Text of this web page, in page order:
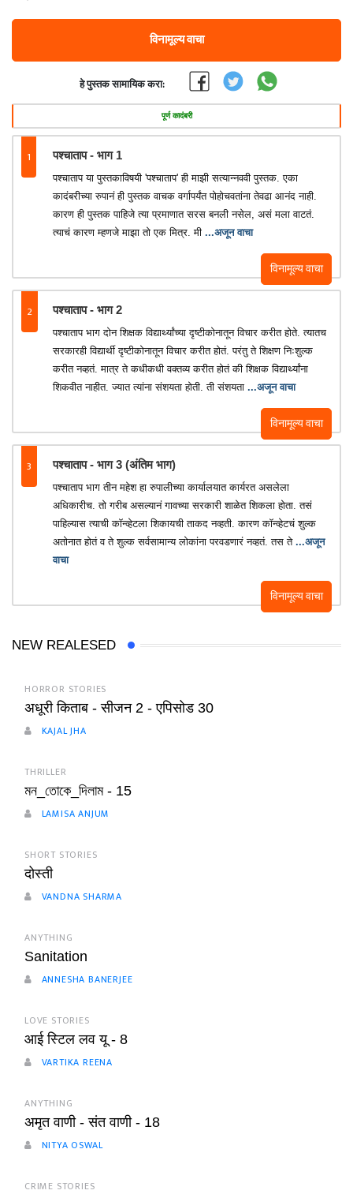
विनामूल्य वाचा
हे पुस्तक सामायिक करा:
पूर्ण कादंबरी
1 पश्चाताप - भाग 1
विनामूल्य वाचा
पश्चाताप या पुस्तकाविषयी 'पश्चाताप' ही माझी सत्यान्नववी पुस्तक. एका
कादंबरीच्या रुपानं ही पुस्तक वाचक वर्गापर्यंत पोहोचवतांना तेवढा आनंद नाही.
कारण ही पुस्तक पाहिजे त्या प्रमाणात सरस बनली नसेल, असं मला वाटतं.
त्याचं कारण म्हणजे माझा तो एक मित्र. मी ...अजून वाचा
2 पश्चाताप - भाग 2
विनामूल्य वाचा
पश्चाताप भाग दोन शिक्षक विद्यार्थ्यांच्या दृष्टीकोनातून विचार करीत होते. त्यातच
सरकारही विद्यार्थी दृष्टीकोनातून विचार करीत होतं. परंतु ते शिक्षण निःशुल्क
करीत नव्हतं. मात्र ते कधीकधी वक्तव्य करीत होतं की शिक्षक विद्यार्थ्यांना
शिकवीत नाहीत. ज्यात त्यांना संशयता होती. ती संशयता ...अजून वाचा
3 पश्चाताप - भाग 3 (अंतिम भाग)
विनामूल्य वाचा
पश्चाताप भाग तीन महेश हा रुपालीच्या कार्यालयात कार्यरत असलेला
अधिकारीच. तो गरीब असल्यानं गावच्या सरकारी शाळेत शिकला होता. तसं
पाहिल्यास त्याची कॉन्व्हेटला शिकायची ताकद नव्हती. कारण कॉन्व्हेटचं शुल्क
अतोनात होतं व ते शुल्क सर्वसामान्य लोकांना परवडणारं नव्हतं. तस ते ...अजून
वाचा
NEW REALESED
HORROR STORIES
अधूरी किताब - सीजन 2 - एपिसोड 30
KAJAL JHA
THRILLER
মন_তোকে_দিলাম - 15
LAMISA ANJUM
SHORT STORIES
दोस्ती
VANDNA SHARMA
ANYTHING
Sanitation
ANNESHA BANERJEE
LOVE STORIES
आई स्टिल लव यू - 8
VARTIKA REENA
ANYTHING
अमृत वाणी - संत वाणी - 18
NITYA OSWAL
CRIME STORIES